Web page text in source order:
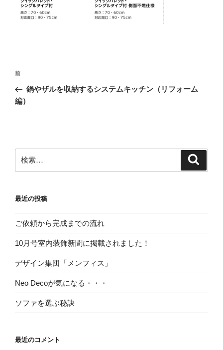
投
ナ
シ
ョ
前
の
投
前
鍋やザルを収納するシステムキッチン（リフォーム
編）
索:
最近の投稿
ご依頼から完成までの流れ
10月号室内装飾新聞に掲載されました！
デザイン集団「メンフィス」
Neo Decoが気になる・・・
ソファを選ぶ秘訣
最近のコメント